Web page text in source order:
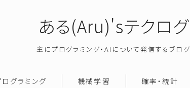
ある(Aru)'sテクログ
主にプログラミング・AIについて発信するブログ
グラミング 機械学習 確率・統計